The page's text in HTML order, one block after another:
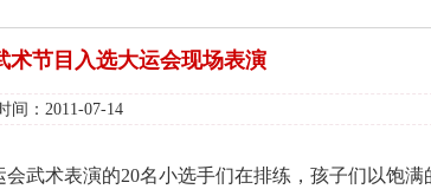
节目入选大运会现场表演
2011-07-14
会武术表演的20名小选手们在排练，孩子们以饱满